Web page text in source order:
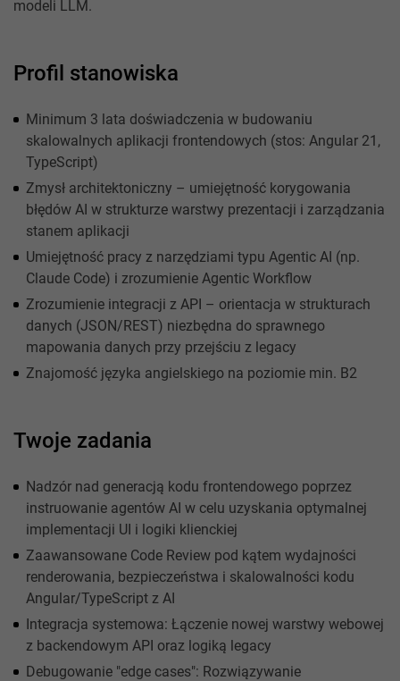
modeli LLM.
Profil stanowiska
Minimum 3 lata doświadczenia w budowaniu
skalowalnych aplikacji frontendowych (stos: Angular 21,
TypeScript)
Zmysł architektoniczny – umiejętność korygowania
błędów AI w strukturze warstwy prezentacji i zarządzania
stanem aplikacji
Umiejętność pracy z narzędziami typu Agentic AI (np.
Claude Code) i zrozumienie Agentic Workflow
Zrozumienie integracji z API – orientacja w strukturach
danych (JSON/REST) niezbędna do sprawnego
mapowania danych przy przejściu z legacy
Znajomość języka angielskiego na poziomie min. B2
Twoje zadania
Nadzór nad generacją kodu frontendowego poprzez
instruowanie agentów AI w celu uzyskania optymalnej
implementacji UI i logiki klienckiej
Zaawansowane Code Review pod kątem wydajności
renderowania, bezpieczeństwa i skalowalności kodu
Angular/TypeScript z AI
Integracja systemowa: Łączenie nowej warstwy webowej
z backendowym API oraz logiką legacy
Debugowanie "edge cases": Rozwiązywanie